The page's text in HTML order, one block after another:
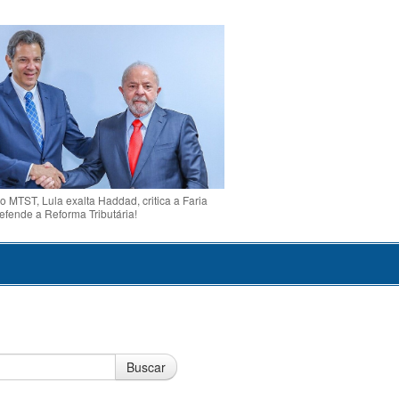
MTST, Lula exalta Haddad, critica a Faria
a Reforma Tributária!
Buscar